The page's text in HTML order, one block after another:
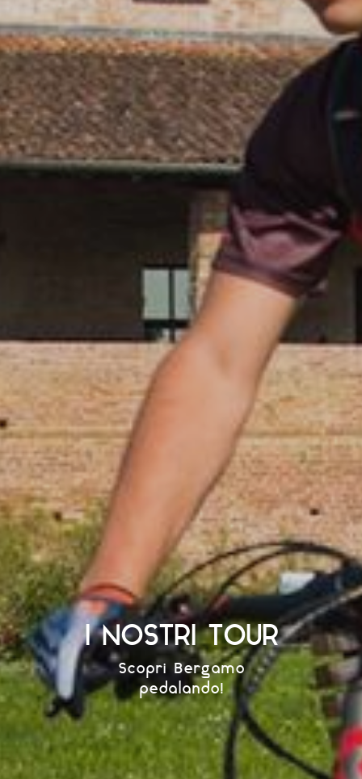
I NOSTRI TOUR
Scopri Bergamo
pedalando!